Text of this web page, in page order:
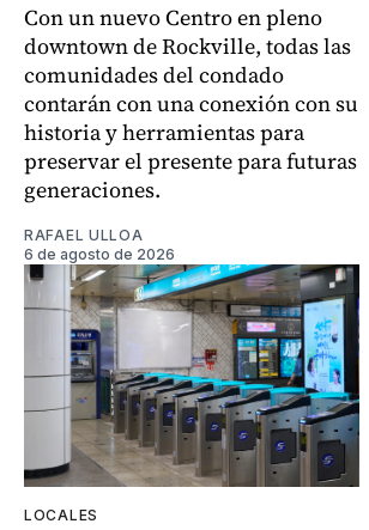
Con un nuevo Centro en pleno
downtown de Rockville, todas las
comunidades del condado
contarán con una conexión con su
historia y herramientas para
preservar el presente para futuras
generaciones.
RAFAEL ULLOA
6 de agosto de 2026
LOCALES